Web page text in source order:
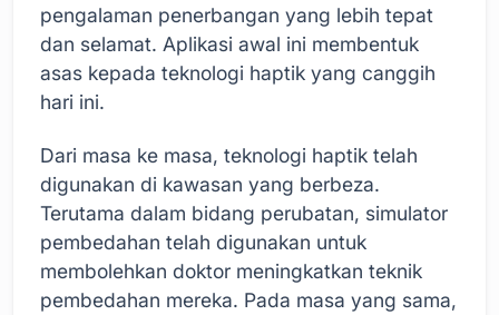
pengalaman penerbangan yang lebih tepat
dan selamat. Aplikasi awal ini membentuk
asas kepada teknologi haptik yang canggih
hari ini.
Dari masa ke masa, teknologi haptik telah
digunakan di kawasan yang berbeza.
Terutama dalam bidang perubatan, simulator
pembedahan telah digunakan untuk
membolehkan doktor meningkatkan teknik
pembedahan mereka. Pada masa yang sama,